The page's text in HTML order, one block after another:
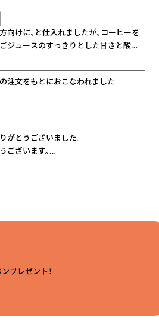
向けに、と仕入れましたが、コーヒーを
ジュースのすっきりとした甘さと酸味
も喜ばれております。
おいしいと思っております。
注文をもとにおこなわれました
がとうございました。
ございます。
感想、大変参考になります。
プレゼント！